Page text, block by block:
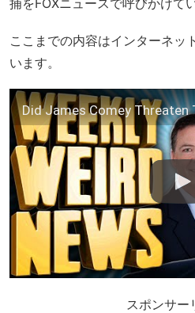
ここまでの内容はインターネッ
います。
スポンサー